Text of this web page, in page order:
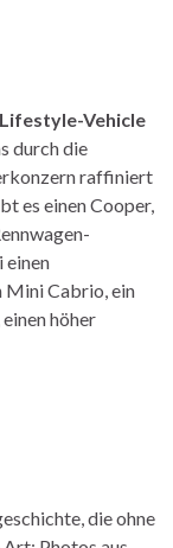
Lifestyle-Vehicle
durch die
raffiniert
es einen Cooper,
einen
Cabrio, ein
höher
die ohne